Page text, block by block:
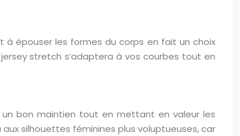
épouser les formes du corps en fait un choix
stretch s’adaptera à vos courbes tout en
bon maintien tout en mettant en valeur les
silhouettes féminines plus voluptueuses, car